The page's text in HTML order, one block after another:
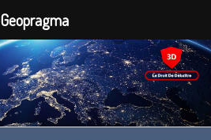
Geopragma